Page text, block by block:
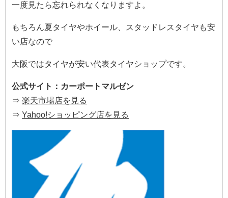
一度見たら忘れられなくなりますよ。
もちろん夏タイヤやホイール、スタッドレスタイヤも安
い店なので
大阪ではタイヤが安い代表タイヤショップです。
公式サイト：カーポートマルゼン
⇒ 楽天市場店を見る
⇒ Yahoo!ショッピング店を見る